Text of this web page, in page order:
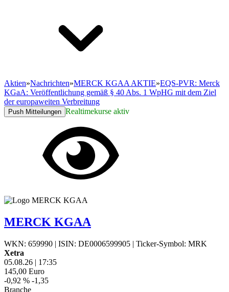
Aktien»Nachrichten»MERCK KGAA AKTIE»EQS-PVR: Merck
KGaA: Veröffentlichung gemäß § 40 Abs. 1 WpHG mit dem Ziel
der europaweiten Verbreitung
Push Mitteilungen Realtimekurse aktiv
MERCK KGAA
WKN: 659990 | ISIN: DE0006599905 | Ticker-Symbol: MRK
Xetra
05.08.26 | 17:35
145,00 Euro
-0,92 % -1,35
Branche